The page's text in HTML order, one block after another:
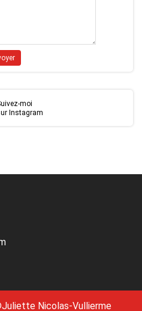
moi
Instagram
Nicolas-Vullierme